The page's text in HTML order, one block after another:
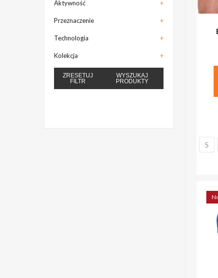
Aktywność +
Przeznaczenie +
Technologia +
Kolekcja +
ZRESETUJ
FILTR
WYSZUKAJ
PRODUKTY
S